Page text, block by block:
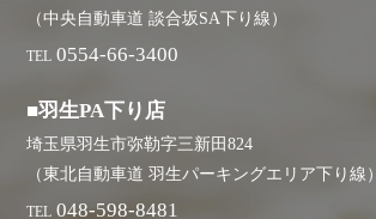
（中央自動車道 談合坂SA下り線）
TEL 0554-66-3400
■羽生PA下り店
埼玉県羽生市弥勒字三新田824
（東北自動車道 羽生パーキングエリア下り線）
TEL 048-598-8481